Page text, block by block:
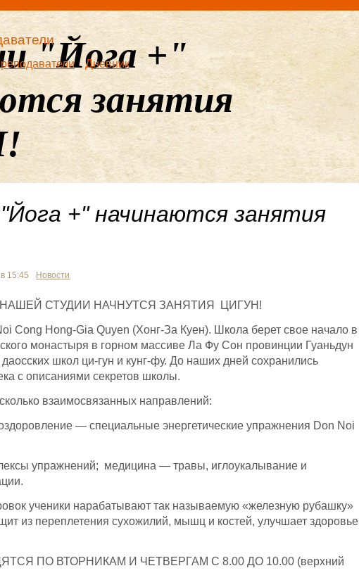
Дневник
"Йога +"
занятия
+" начинаются занятия
15:45 Новости
СТУДИИ НАЧНУТСЯ ЗАНЯТИЯ ЦИГУН!
Cong Hong-Gia Quyen (Хонг-За Куен). Школа берет свое начало в
монастыря в горном массиве Ла Фу Сон провинции Гуаньдун
школ ци-гун и кунг-фу. До наших дней сохранились
с описаниями секретов школы.
взаимосвязанных направлений:
— специальные энергетические упражнения Don Noi
упражнений; медицина — травы, иглоукалывание и
ученики нарабатывают так называемую «железную рубашку»
из переплетения сухожилий, мышц и костей, улучшает здоровье
ПО ВТОРНИКАМ И ЧЕТВЕРГАМ С 8.00 ДО 10.00 (верхний